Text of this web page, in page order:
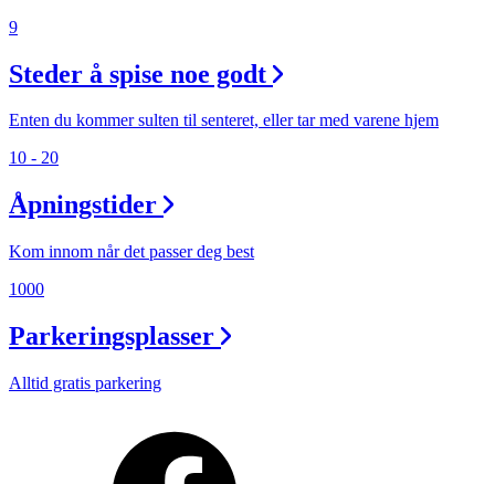
9
Steder å spise noe godt
Enten du kommer sulten til senteret, eller tar med varene hjem
10 - 20
Åpningstider
Kom innom når det passer deg best
1000
Parkeringsplasser
Alltid gratis parkering